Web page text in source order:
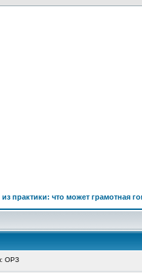
практики: что может грамотная
ОРЗ